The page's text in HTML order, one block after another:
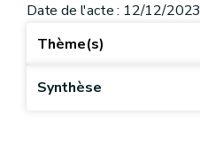
Date de l'acte : 12/12/2023
Thème(s)
Synthèse